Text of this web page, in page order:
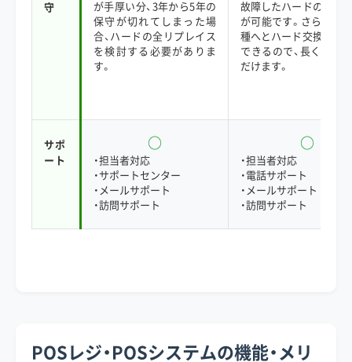
守
が手厚い分、3年から5年の
保守が切れてしまった場
合、ハードの全リプレイス
を検討する必要がありま
す。
故障したハードのみ入
が可能です。さらに最
種へとハード交換する
できるので、長くお使
だけます。
サポ
ート
○
・担当者対応
・サポートセンター
・メールサポート
・訪問サポート
○
・担当者対応
・電話サポート
・メールサポート
・訪問サポート
POSレジ・POSシステムの機能・メリ